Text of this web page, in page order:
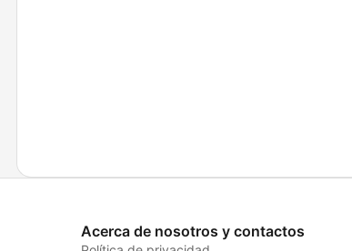
Acerca de nosotros y contactos